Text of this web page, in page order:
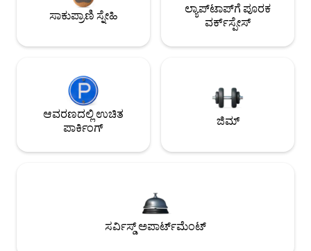
ಸಾಕುಪ್ರಾಣಿ ಸ್ನೇಹಿ
ಲ್ಯಾಪ್‌ಟಾಪ್‌ಗೆ ಪೂರಕ
ವರ್ಕ್‌ಸ್ಪೇಸ್
ಆವರಣದಲ್ಲಿ ಉಚಿತ
ಪಾರ್ಕಿಂಗ್
ಜಿಮ್
ಸರ್ವಿಸ್ಡ್ ಅಪಾರ್ಟ್‌ಮೆಂಟ್